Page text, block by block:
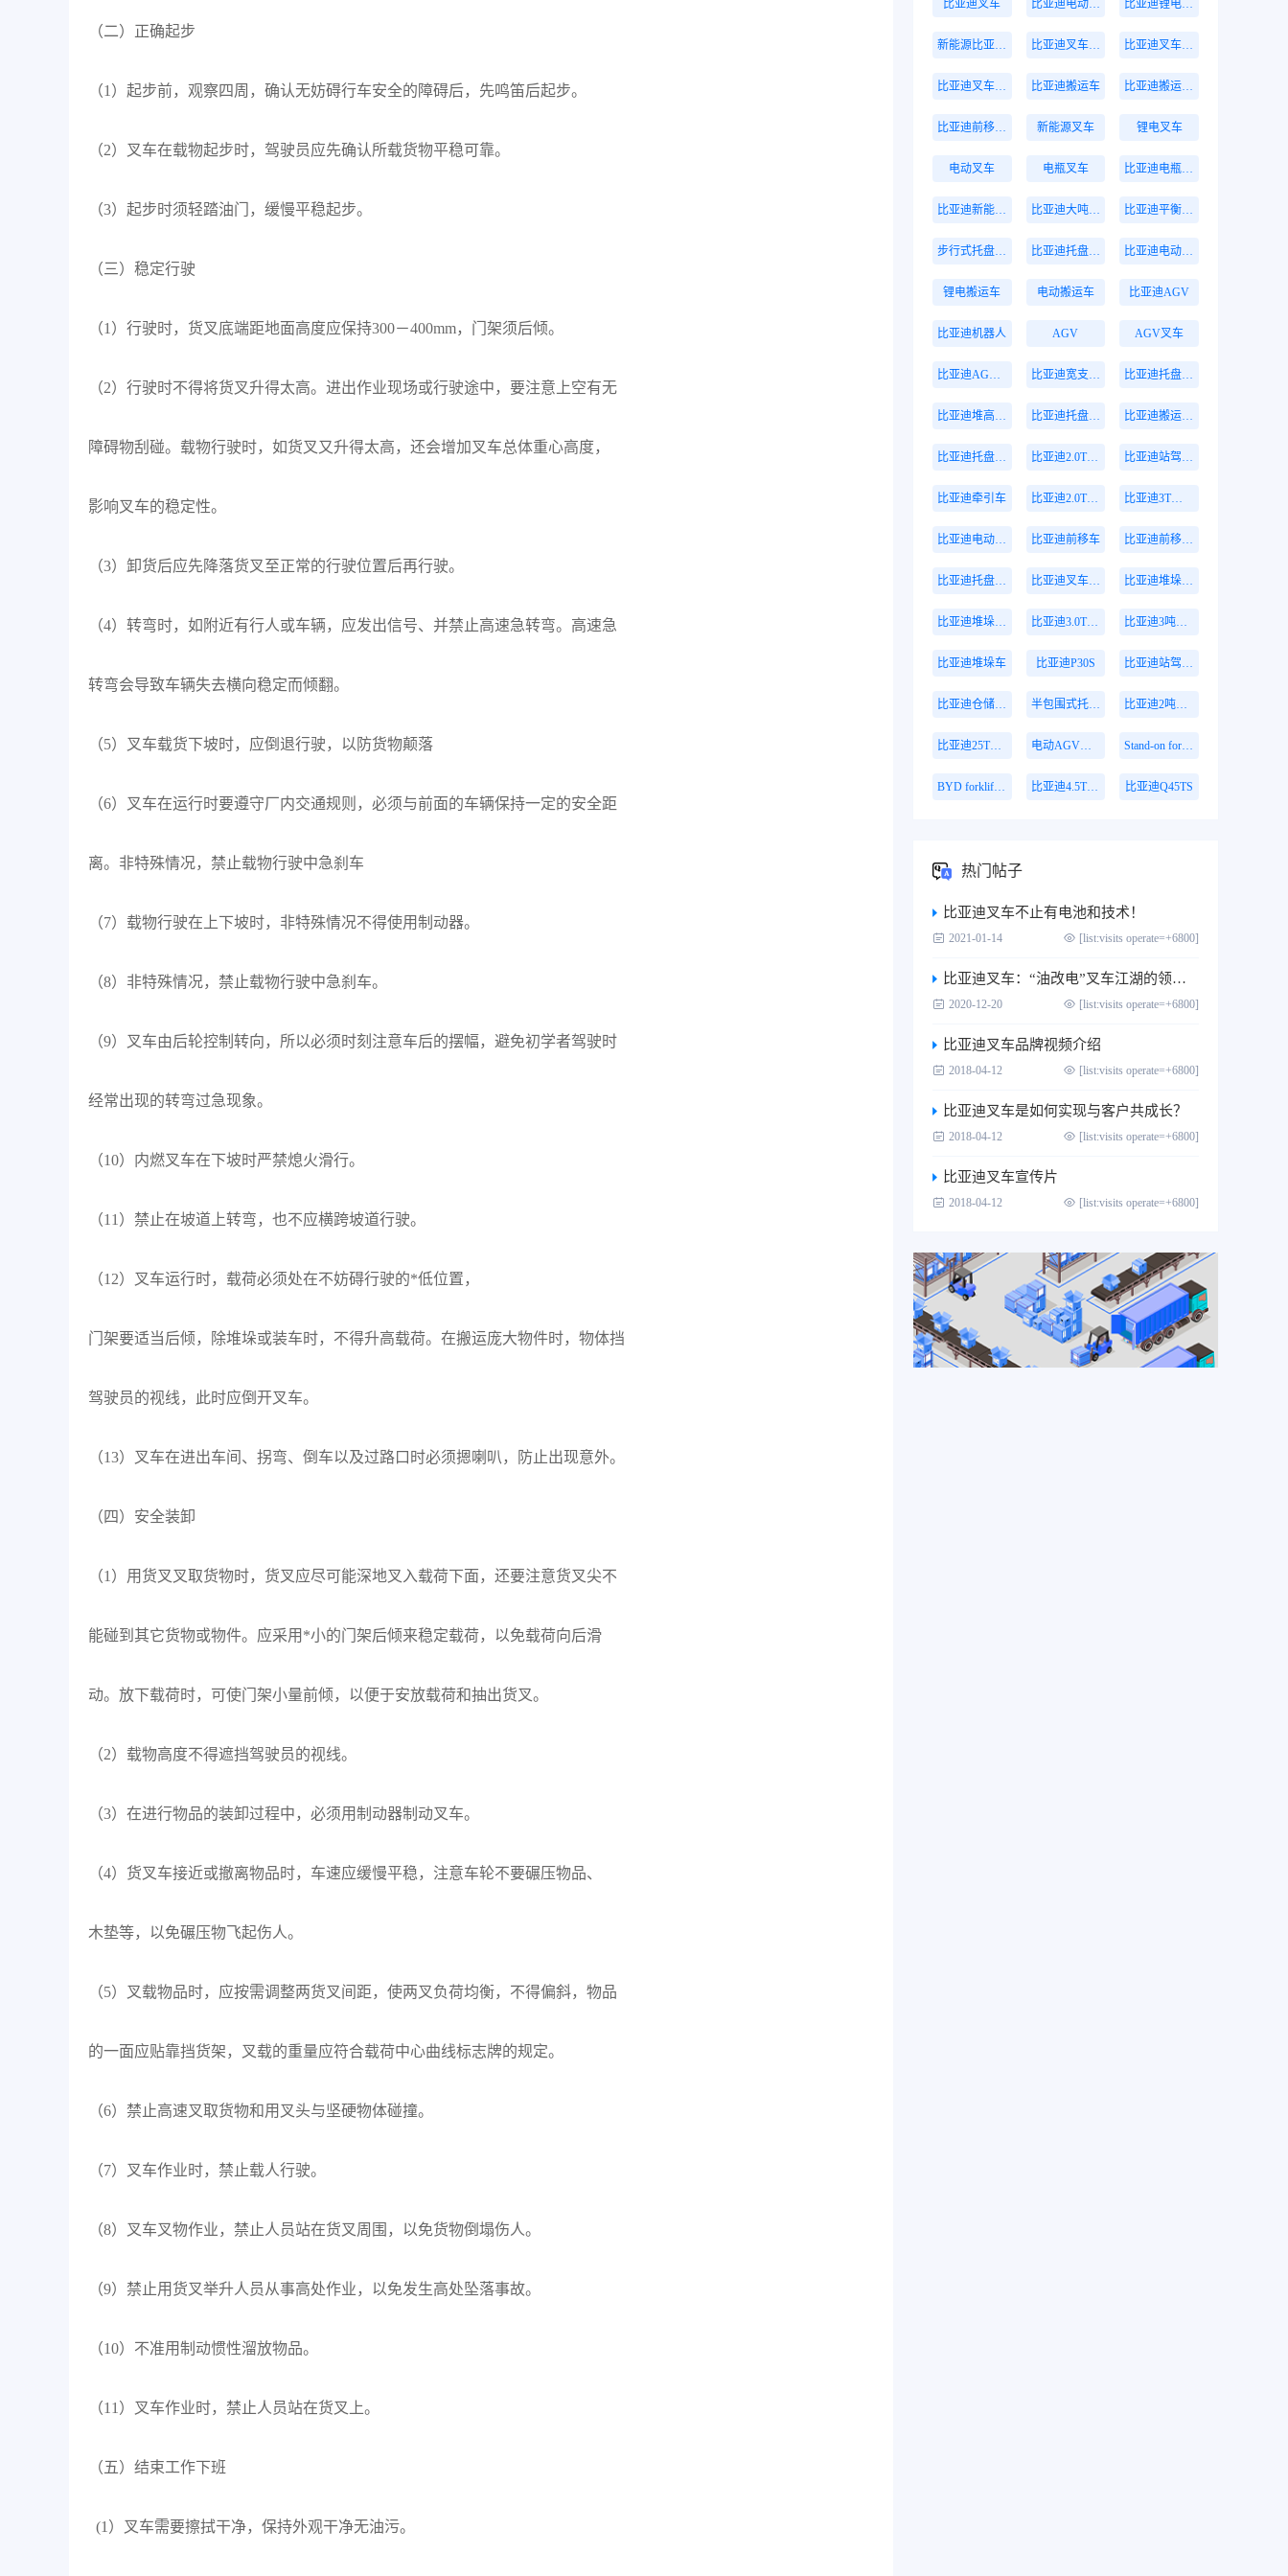
（二）正确起步
（1）起步前，观察四周，确认无妨碍行车安全的障碍后，先鸣笛后起步。
（2）叉车在载物起步时，驾驶员应先确认所载货物平稳可靠。
（3）起步时须轻踏油门，缓慢平稳起步。
（三）稳定行驶
（1）行驶时，货叉底端距地面高度应保持300－400mm，门架须后倾。
（2）行驶时不得将货叉升得太高。进出作业现场或行驶途中，要注意上空有无
障碍物刮碰。载物行驶时，如货叉又升得太高，还会增加叉车总体重心高度，
影响叉车的稳定性。
（3）卸货后应先降落货叉至正常的行驶位置后再行驶。
（4）转弯时，如附近有行人或车辆，应发出信号、并禁止高速急转弯。高速急
转弯会导致车辆失去横向稳定而倾翻。
（5）叉车载货下坡时，应倒退行驶，以防货物颠落
（6）叉车在运行时要遵守厂内交通规则，必须与前面的车辆保持一定的安全距
离。非特殊情况，禁止载物行驶中急刹车
（7）载物行驶在上下坡时，非特殊情况不得使用制动器。
（8）非特殊情况，禁止载物行驶中急刹车。
（9）叉车由后轮控制转向，所以必须时刻注意车后的摆幅，避免初学者驾驶时
经常出现的转弯过急现象。
（10）内燃叉车在下坡时严禁熄火滑行。
（11）禁止在坡道上转弯，也不应横跨坡道行驶。
（12）叉车运行时，载荷必须处在不妨碍行驶的*低位置，
门架要适当后倾，除堆垛或装车时，不得升高载荷。在搬运庞大物件时，物体挡
驾驶员的视线，此时应倒开叉车。
（13）叉车在进出车间、拐弯、倒车以及过路口时必须摁喇叭，防止出现意外。
（四）安全装卸
（1）用货叉叉取货物时，货叉应尽可能深地叉入载荷下面，还要注意货叉尖不
能碰到其它货物或物件。应采用*小的门架后倾来稳定载荷，以免载荷向后滑
动。放下载荷时，可使门架小量前倾，以便于安放载荷和抽出货叉。
（2）载物高度不得遮挡驾驶员的视线。
（3）在进行物品的装卸过程中，必须用制动器制动叉车。
（4）货叉车接近或撤离物品时，车速应缓慢平稳，注意车轮不要碾压物品、
木垫等，以免碾压物飞起伤人。
（5）叉载物品时，应按需调整两货叉间距，使两叉负荷均衡，不得偏斜，物品
的一面应贴靠挡货架，叉载的重量应符合载荷中心曲线标志牌的规定。
（6）禁止高速叉取货物和用叉头与坚硬物体碰撞。
（7）叉车作业时，禁止载人行驶。
（8）叉车叉物作业，禁止人员站在货叉周围，以免货物倒塌伤人。
（9）禁止用货叉举升人员从事高处作业，以免发生高处坠落事故。
（10）不准用制动惯性溜放物品。
（11）叉车作业时，禁止人员站在货叉上。
（五）结束工作下班
(1）叉车需要擦拭干净，保持外观干净无油污。
比亚迪叉车 比亚迪电动叉车 比亚迪锂电叉车
新能源比亚迪叉车 比亚迪叉车价格 比亚迪叉车报价
比亚迪叉车多少钱 比亚迪搬运车 比亚迪搬运叉车
比亚迪前移式叉车 新能源叉车 锂电叉车
电动叉车 电瓶叉车 比亚迪电瓶叉车
比亚迪新能源叉车 比亚迪大吨位叉车 比亚迪平衡重叉车
步行式托盘搬运车 比亚迪托盘搬运车 比亚迪电动托盘车
锂电搬运车 电动搬运车 比亚迪AGV
比亚迪机器人 AGV AGV叉车
比亚迪AGV叉车 比亚迪宽支腿叉车 比亚迪托盘堆垛车
比亚迪堆高叉车 比亚迪托盘式搬运机器人 比亚迪搬运机器人
比亚迪托盘式机器人 比亚迪2.0T站驾式牵引车 比亚迪站驾式牵引车
比亚迪牵引车 比亚迪2.0T牵引车 比亚迪3T托盘搬运车
比亚迪电动搬运车 比亚迪前移车 比亚迪前移叉车
比亚迪托盘前移叉车 比亚迪叉车托盘搬运车 比亚迪堆垛叉车
比亚迪堆垛叉车价格 比亚迪3.0T座驾式牵引车 比亚迪3吨牵引车
比亚迪堆垛车 比亚迪P30S 比亚迪站驾式托盘搬运车
比亚迪仓储叉车 半包围式托盘搬运车 比亚迪2吨搬运车
比亚迪25T牵引车 电动AGV叉车 Stand-on forklift
BYD forklift S16PS 比亚迪4.5T站驾式牵引车 比亚迪Q45TS
热门帖子
比亚迪叉车不止有电池和技术！
2021-01-14 [list:visits operate=+6800]
比亚迪叉车：“油改电”叉车江湖的领跑者
2020-12-20 [list:visits operate=+6800]
比亚迪叉车品牌视频介绍
2018-04-12 [list:visits operate=+6800]
比亚迪叉车是如何实现与客户共成长？
2018-04-12 [list:visits operate=+6800]
比亚迪叉车宣传片
2018-04-12 [list:visits operate=+6800]